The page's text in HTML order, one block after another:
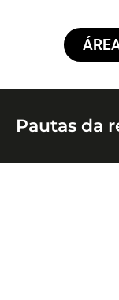
Pautas da